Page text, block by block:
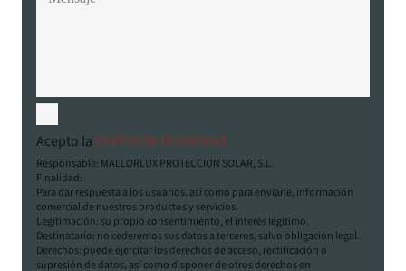
Acepto la Política de Privacidad
Responsable: MALLORLUX PROTECCION SOLAR, S.L.
Finalidad:
Para dar respuesta a los usuarios. así como para enviarle, información
comercial de nuestros productos y servicios.
Legitimación: su propio consentimiento, el interés legítimo.
Destinatario: no cederemos sus datos a terceros, salvo obligación legal.
Derechos: puede ejercitar los derechos de acceso, rectificación o
supresión de datos, así como disponer de otros derechos en